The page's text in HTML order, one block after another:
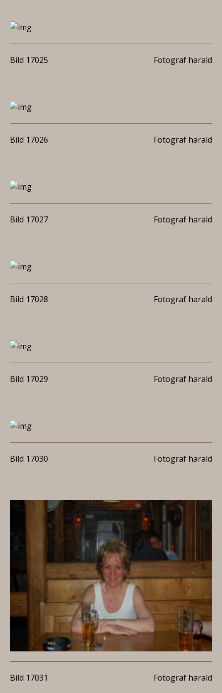
Bild 17025 Fotograf harald
Bild 17026 Fotograf harald
Bild 17027 Fotograf harald
Bild 17028 Fotograf harald
Bild 17029 Fotograf harald
Bild 17030 Fotograf harald
Bild 17031 Fotograf harald